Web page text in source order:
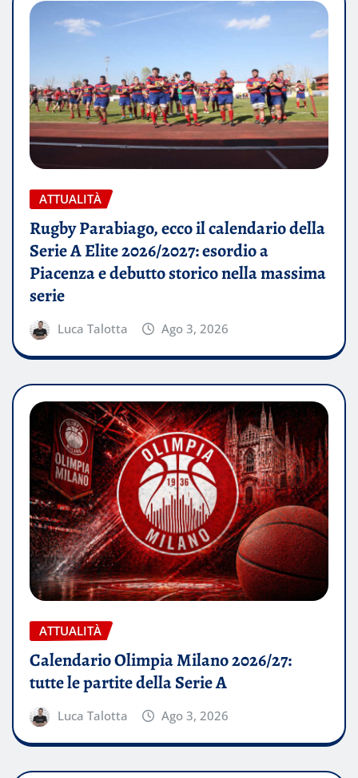
ATTUALITÀ
Rugby Parabiago, ecco il calendario della
Serie A Elite 2026/2027: esordio a
Piacenza e debutto storico nella massima
serie
Luca Talotta Ago 3, 2026
ATTUALITÀ
Calendario Olimpia Milano 2026/27:
tutte le partite della Serie A
Luca Talotta Ago 3, 2026